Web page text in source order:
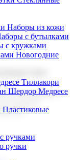
Наборы из кожи
с бутылками
с кружками
Новогодние
Тиллакори
Шердор Медресе
Пластиковые
ручками
ручки
подарков и
найдете